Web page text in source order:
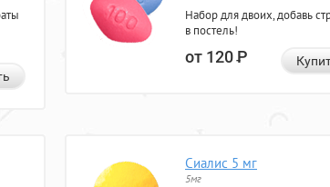
Набор для двоих, добавь
в постель!
от 120Р
Сиалис 5 мг
5мг